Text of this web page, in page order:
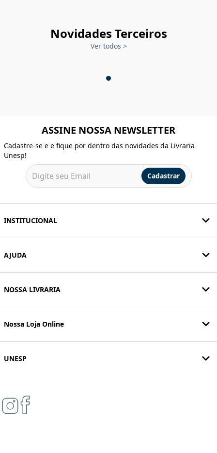
Novidades Terceiros
Ver todos >
ASSINE NOSSA NEWSLETTER
Cadastre-se e e fique por dentro das novidades da Livraria
Unesp!
Cadastrar
INSTITUCIONAL
AJUDA
NOSSA LIVRARIA
Nossa Loja Online
UNESP